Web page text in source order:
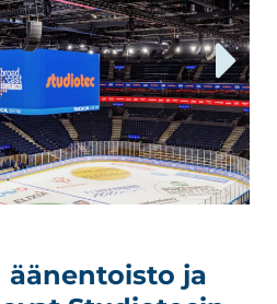
äänentoisto ja